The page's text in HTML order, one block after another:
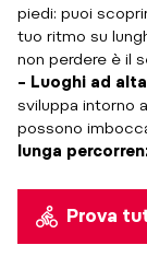
piedi: puoi
tuo ritmo su
non perdere è il
– Luoghi ad
sviluppa intorno
possono
lunga
Prova